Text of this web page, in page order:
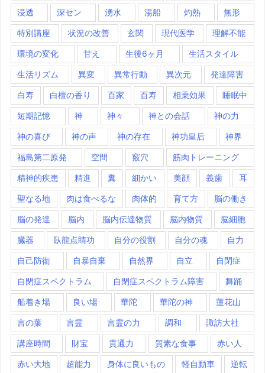
浸透 深セン 湧水 湯船 灼熱 無形
特別講座 状況の改善 玄関 現代医学 理解不能
環境の変化 甘え 生後6ヶ月 生活スタイル
生活リズム 異変 異常行動 異次元 発達障害
白寿 白檀の香り 百家 百寿 相乗効果 睡眠中
短期記憶 神 神々 神との会話 神の力
神の喜び 神の声 神の存在 神功皇后 神界
福島第二原発 空間 竅穴 筋肉トレーニング
精神的疾患 精進 糞 細かい 美顔 義歯 耳
聖なる地 肉は食べるな 肉体的 育て方 脳の働き
脳の発達 脳内 脳内伝達物質 脳内物質 脳細胞
臓器 臥龍点睛功 自分の役割 自分の魂 自力
自己防衛 自暴自棄 自然界 自立 自閉症
自閉症スペクトラム 自閉症スペクトラム障害 舞踊
船着き場 良い場 華陀 華陀の神 蓮花山
言の葉 言霊 言霊の力 調和 諏訪大社
講座時間 財宝 貫通力 質素な食事 赤い人
赤い大地 超能力 身体に良いもの 軽自動車 逆転